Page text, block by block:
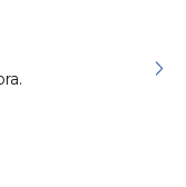
a compra.